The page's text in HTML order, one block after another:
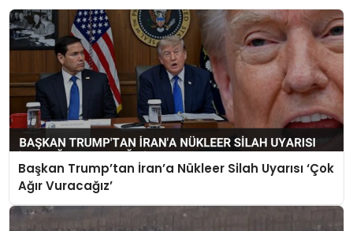
Başkan Trump’tan İran’a Nükleer Silah Uyarısı ‘Çok
Ağır Vuracağız’